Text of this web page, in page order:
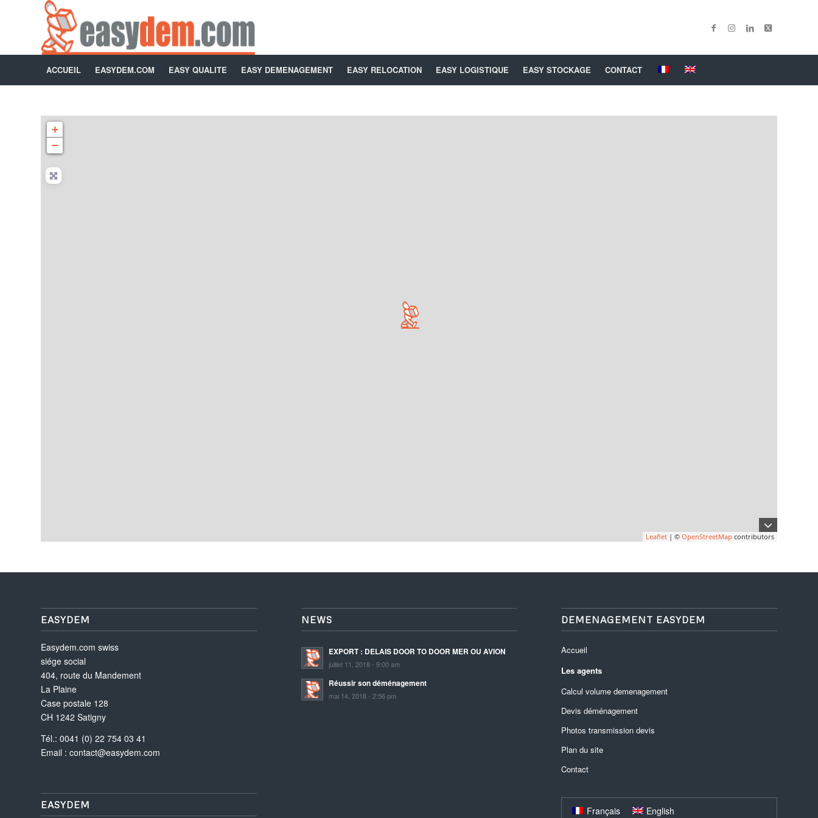
ACCUEIL EASYDEM.COM EASY QUALITE EASY DEMENAGEMENT EASY RELOCATION EASY LOGISTIQUE EASY STOCKAGE CONTACT
+
−
Leaflet | © OpenStreetMap contributors
EASYDEM
Easydem.com swiss
siége social
404, route du Mandement
La Plaine
Case postale 128
CH 1242 Satigny
Tél.: 0041 (0) 22 754 03 41
Email : contact@easydem.com
EASYDEM
NEWS
EXPORT : DELAIS DOOR TO DOOR MER OU AVION
juillet 11, 2018 - 9:00 am
Réussir son déménagement
mai 14, 2018 - 2:56 pm
DEMENAGEMENT EASYDEM
Accueil
Les agents
Calcul volume demenagement
Devis déménagement
Photos transmission devis
Plan du site
Contact
Français English